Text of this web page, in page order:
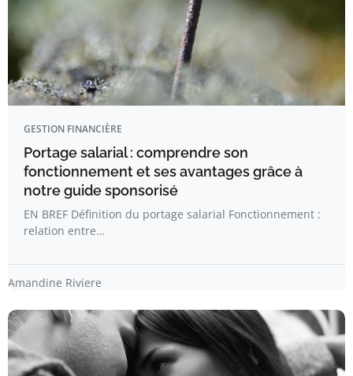
GESTION FINANCIÈRE
Portage salarial : comprendre son
fonctionnement et ses avantages grâce à
notre guide sponsorisé
EN BREF Définition du portage salarial Fonctionnement :
relation entre…
Amandine Riviere